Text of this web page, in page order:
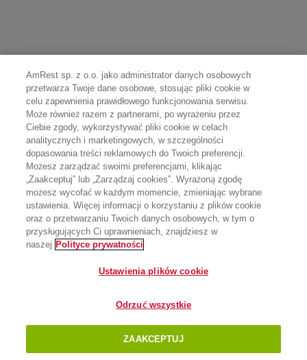
AmRest sp. z o.o. jako administrator danych osobowych
przetwarza Twoje dane osobowe, stosując pliki cookie w
celu zapewnienia prawidłowego funkcjonowania serwisu.
Może również razem z partnerami, po wyrażeniu przez
Ciebie zgody, wykorzystywać pliki cookie w celach
analitycznych i marketingowych, w szczególności
dopasowania treści reklamowych do Twoich preferencji.
Możesz zarządzać swoimi preferencjami, klikając
„Zaakceptuj” lub „Zarządzaj cookies”. Wyrażoną zgodę
możesz wycofać w każdym momencie, zmieniając wybrane
ustawienia. Więcej informacji o korzystaniu z plików cookie
oraz o przetwarzaniu Twoich danych osobowych, w tym o
przysługujących Ci uprawnieniach, znajdziesz w
naszej Polityce prywatności
Ustawienia plików cookie
Odrzuć wszystkie
ZAAKCEPTUJ